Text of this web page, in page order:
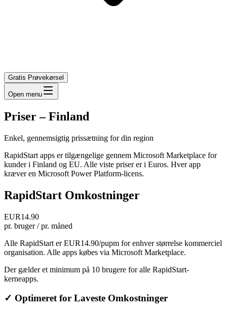
Gratis Prøvekørsel
Open menu
Priser–Finland
Enkel, gennemsigtig prissætning for din region
RapidStart apps er tilgængelige gennem Microsoft Marketplace for
kunder i Finland og EU. Alle viste priser er i Euros. Hver app
kræver en Microsoft Power Platform-licens.
RapidStart Omkostninger
EUR14.90
pr. bruger / pr. måned
Alle RapidStart er EUR14.90/pupm for enhver størrelse kommerciel
organisation. Alle apps købes via Microsoft Marketplace.
Der gælder et minimum på 10 brugere for alle RapidStart-
kerneapps.
✓ Optimeret for Laveste Omkostninger